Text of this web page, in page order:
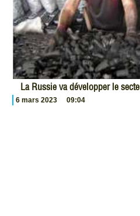
La Russie va développer le
6 mars 2023 09:04